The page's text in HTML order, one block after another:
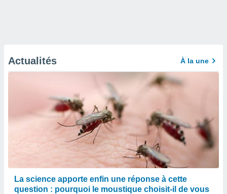
Actualités À la une
La science apporte enfin une réponse à cette
question : pourquoi le moustique choisit-il de vous